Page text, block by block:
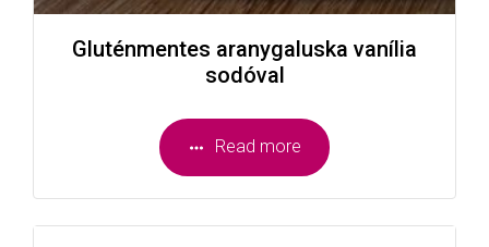
Gluténmentes aranygaluska vanília
sodóval
Read more